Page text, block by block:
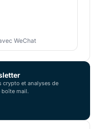
WeChat
crypto et analyses de
boîte mail.